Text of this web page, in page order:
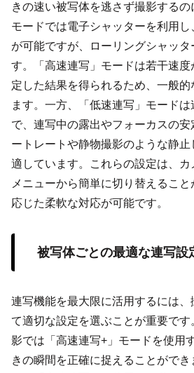
きの速い被写体を逃さず撮影する
モードでは電子シャッターを利用
が可能ですが、ローリングシャッ
す。「高速連写」モードは若干速
定した結果を得られるため、一般
ます。一方、「低速連写」モード
で、連写中の露出やフォーカスの
ートレートや静物撮影のような静
適しています。これらの設定は、
メニューから簡単に切り替えるこ
応じた柔軟な対応が可能です。
被写体ごとの最適な連写設
連写機能を最大限に活用するには
て適切な設定を選ぶことが重要で
影では「高速連写+」モードを使用
きの瞬間を正確に捉えることがで